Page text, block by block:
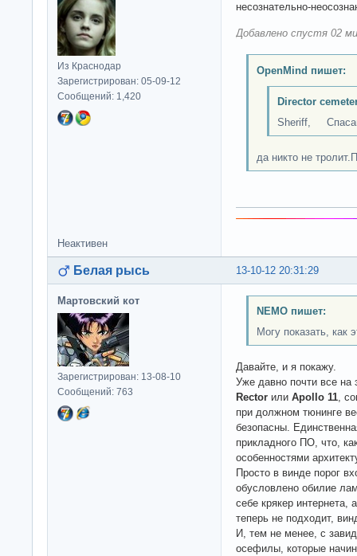
Из Краснодар
Зарегистрирован: 05-09-12
Сообщений: 1,420
несознательно-
Добавлено спустя 02
OpenMind пишет:
Director
Sheriff,
да никто не
Неактивен
13-10-12 20:31:29
Белая рысь
Мартовский кот
Зарегистрирован: 13-08-10
Сообщений: 763
NEMO пишет:
Могу показать, как
Давайте, и я покажу.
Уже давно почти все на
Rector или Apollo 11,
при должном тюнинге
безопасны.
прикладного ПО, что,
особенностями
Просто в винде порог
обусловлено обилие
себе крякер интернета,
теперь не подходит,
И, тем не менее, с
осефилы, которые